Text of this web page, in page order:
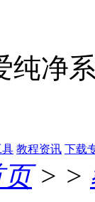
纯净
具 教程资讯 下载
页> >